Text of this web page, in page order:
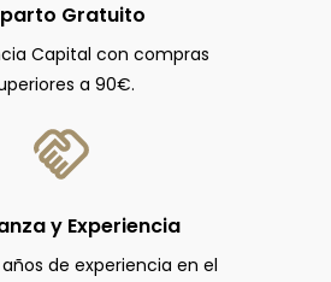
Gratuito
Capital con compras
a 90€.
y Experiencia
años de experiencia en el